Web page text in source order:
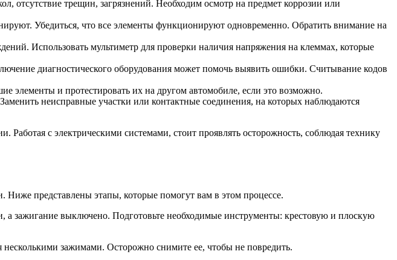
отсутствие трещин, загрязнений. Необходим осмотр на предмет коррозии или
Убедиться, что все элементы функционируют одновременно. Обратить внимание на
Использовать мультиметр для проверки наличия напряжения на клеммах, которые
диагностического оборудования может помочь выявить ошибки. Считывание кодов
элементы и протестировать их на другом автомобиле, если это возможно.
неисправные участки или контактные соединения, на которых наблюдаются
с электрическими системами, стоит проявлять осторожность, соблюдая технику
Ниже представлены этапы, которые помогут вам в этом процессе.
а зажигание выключено. Подготовьте необходимые инструменты: крестовую и плоскую
зажимами. Осторожно снимите ее, чтобы не повредить.